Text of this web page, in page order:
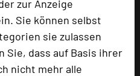
zur Anzeige
Sie können selbst
sie zulassen
Sie, dass auf Basis ihrer
nicht mehr alle
hinzufügen